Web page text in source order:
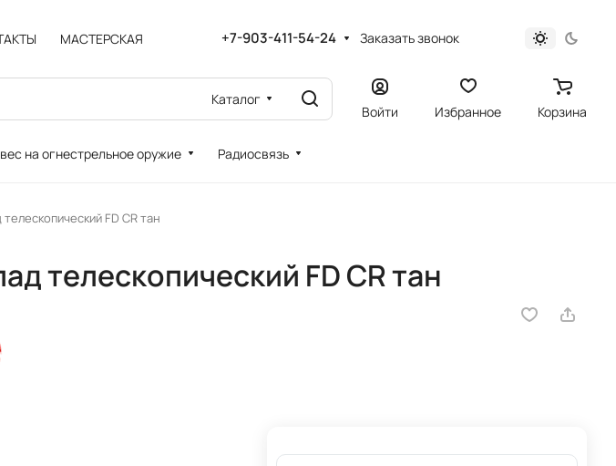
МАСТЕРСКАЯ +7-903-411-54-24 Заказать звонок
Каталог
Войти Избранное Корзина
на огнестрельное оружие Радиосвязь
FD CR тан
телескопический FD CR тан